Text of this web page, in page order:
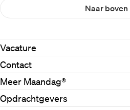
Naar boven
Vacature
Contact
Meer Maandag®
Opdrachtgevers